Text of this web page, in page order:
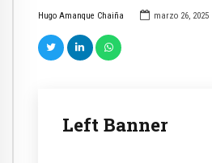
Hugo Amanque Chaiña marzo 26, 2025
Left Banner